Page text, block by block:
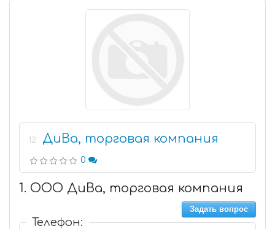
12 ДиВа, торговая компания
0
1. ООО ДиВа, торговая компания
Задать вопрос
Телефон: